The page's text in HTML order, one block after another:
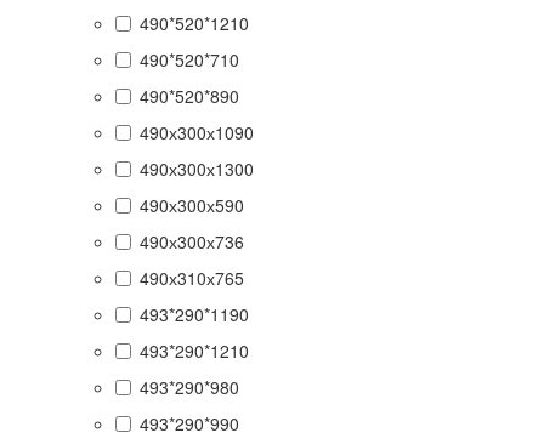
490*520*1210
490*520*710
490*520*890
490х300х1090
490х300х1300
490х300х590
490х300х736
490х310х765
493*290*1190
493*290*1210
493*290*980
493*290*990